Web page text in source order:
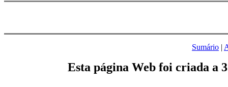
Sumário |
Esta página Web foi criada a